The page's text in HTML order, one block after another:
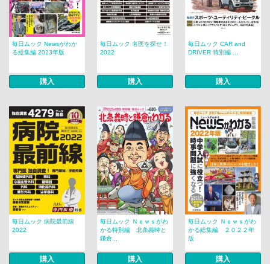
毎日ムック Newsがわか
る総集編 2023年版
購入
毎日ムック 名医を探せ！
2022
購入
毎日ムック CAR and
DRIVER 特別編 ...
購入
毎日ムック 病院最前線
2022
購入
毎日ムック Ｎｅｗｓがわ
かる特別編 北条義時と
鎌倉...
購入
毎日ムック Ｎｅｗｓがわ
かる総集編 ２０２２年
版
購入